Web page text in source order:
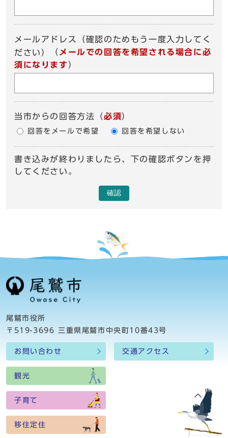
メールアドレス（確認のためもう一度入力してく
ださい）
（ メールでの回答を希望される場合に必
須になります ）
当市からの回答方法 （必須）
回答をメールで希望 回答を希望しない
書き込みが終わりましたら、下の確認ボタンを押
してください。
確認
尾鷲市役所
〒519-3696 三重県尾鷲市中央町10番43号
お問い合わせ 交通アクセス
観光
子育て
移住定住